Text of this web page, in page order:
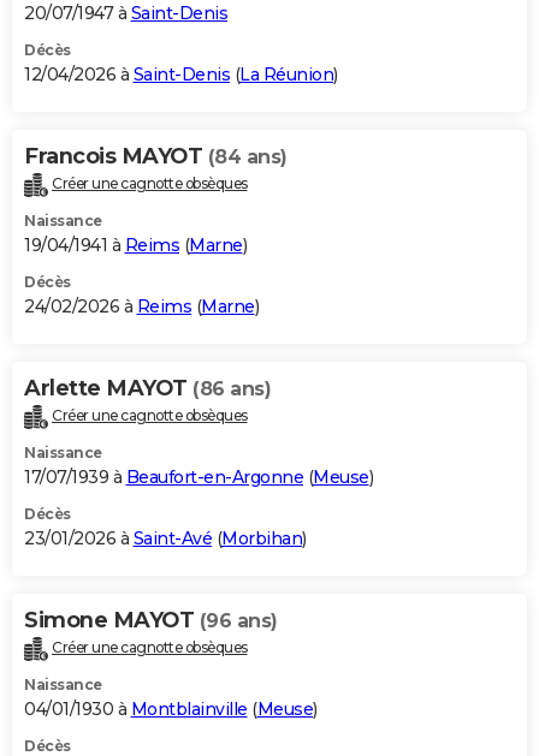
GUIDES D'ACHAT
BONS PLANS
Carte de Noël
Carte Bonne année
Carte Saint-Valentin
Carte Pâques
Carte d'anniversaire
DICTIONNAIRE
Dictionnaire
Biographies
Citations
Expressions
Proverbes
PROGRAMME TV
S'inscrire
Se connecter
Lycées
Collèges
Primaires
Universités
Entreprises
Service militaire
Avis de recherche
AVIS DE DÉCÈS
Bricolage
Lifestyle
Culture
Sport
Auto
Television
Voyage
Cinema
20/07/1947 à Saint-Denis
Décès
12/04/2026 à Saint-Denis (La Réunion)
Francois MAYOT (84 ans)
Créer une cagnotte obsèques
Naissance
19/04/1941 à Reims (Marne)
Décès
24/02/2026 à Reims (Marne)
Arlette MAYOT (86 ans)
Créer une cagnotte obsèques
Naissance
17/07/1939 à Beaufort-en-Argonne (Meuse)
Décès
23/01/2026 à Saint-Avé (Morbihan)
Simone MAYOT (96 ans)
Créer une cagnotte obsèques
Naissance
04/01/1930 à Montblainville (Meuse)
Décès